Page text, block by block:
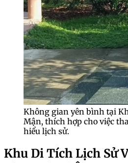
Không gian yên bình tại
Mận, thích hợp cho việc
hiểu lịch sử.
Khu Di Tích Lịch Sử